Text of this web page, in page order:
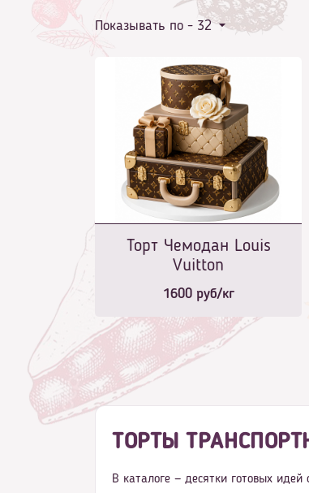
Показывать по - 32
Торт Чемодан Louis
Vuitton
1600руб/кг
ТОРТЫ
В каталоге — десятки готовых